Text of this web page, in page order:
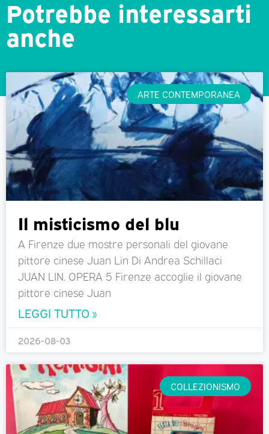
Potrebbe interessarti
anche
ARTE CONTEMPORANEA
Il misticismo del blu
A Firenze due mostre personali del giovane
pittore cinese Juan Lin Di Andrea Schillaci
JUAN LIN. OPERA 5 Firenze accoglie il giovane
pittore cinese Juan
LEGGI TUTTO »
2026-08-03
COLLEZIONISMO